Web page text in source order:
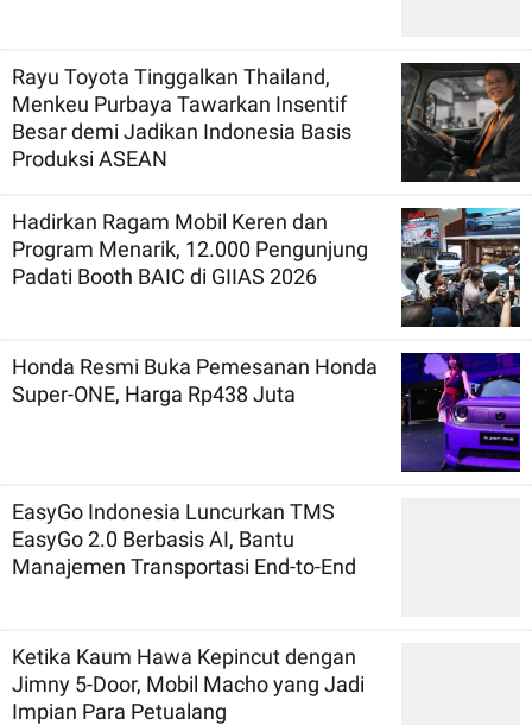
Rayu Toyota Tinggalkan Thailand,
Menkeu Purbaya Tawarkan Insentif
Besar demi Jadikan Indonesia Basis
Produksi ASEAN
Hadirkan Ragam Mobil Keren dan
Program Menarik, 12.000 Pengunjung
Padati Booth BAIC di GIIAS 2026
Honda Resmi Buka Pemesanan Honda
Super-ONE, Harga Rp438 Juta
EasyGo Indonesia Luncurkan TMS
EasyGo 2.0 Berbasis AI, Bantu
Manajemen Transportasi End-to-End
Ketika Kaum Hawa Kepincut dengan
Jimny 5-Door, Mobil Macho yang Jadi
Impian Para Petualang